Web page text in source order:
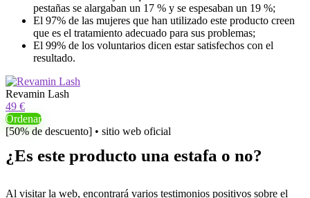
pestañas se alargaban un 17 % y se espesaban un 19 %;
El 97% de las mujeres que han utilizado este producto creen
que es el tratamiento adecuado para sus problemas;
El 99% de los voluntarios dicen estar satisfechos con el
resultado.
Revamin Lash
49 €
Ordenar
[50% de descuento] • sitio web oficial
¿Es este producto una estafa o no?
Al visitar la web, encontrará varios testimonios positivos sobre el